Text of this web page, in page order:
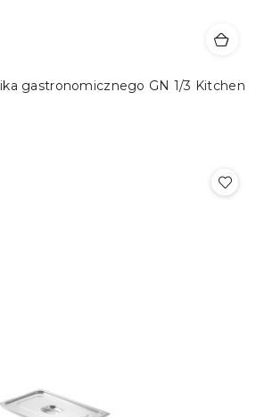
gastronomicznego GN 1/3 Kitchen